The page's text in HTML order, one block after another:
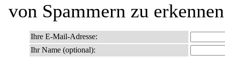
von Spammern zu
Ihre E-Mail-Adresse:
Ihr Name (optional):